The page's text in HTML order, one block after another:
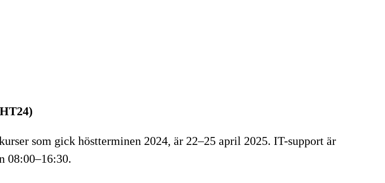
som gick höstterminen 2024, är 22–25 april 2025. IT-support är
08:00–16:30.